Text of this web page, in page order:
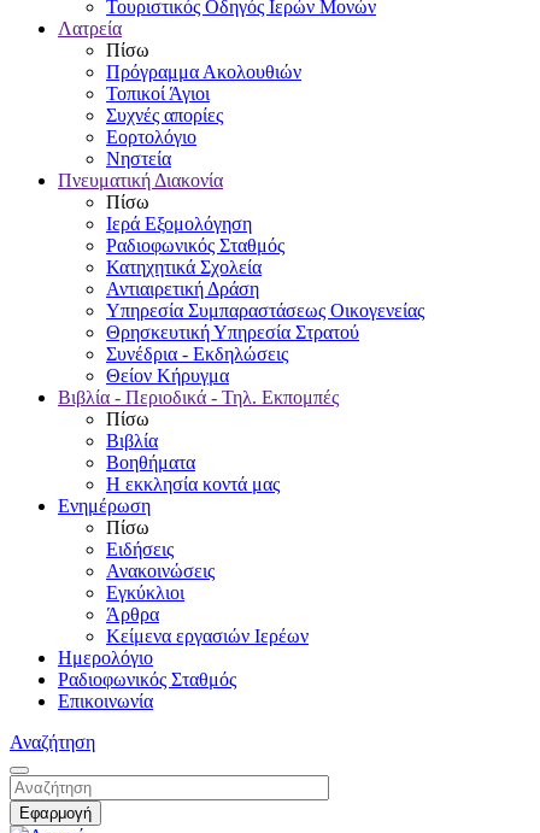
Τουριστικός Οδηγός Ιερών Μονών
Λατρεία
Πίσω
Πρόγραμμα Ακολουθιών
Τοπικοί Άγιοι
Συχνές απορίες
Εορτολόγιο
Νηστεία
Πνευματική Διακονία
Πίσω
Ιερά Εξομολόγηση
Ραδιοφωνικός Σταθμός
Κατηχητικά Σχολεία
Αντιαιρετική Δράση
Υπηρεσία Συμπαραστάσεως Οικογενείας
Θρησκευτική Υπηρεσία Στρατού
Συνέδρια - Εκδηλώσεις
Θείον Κήρυγμα
Βιβλία - Περιοδικά - Τηλ. Εκπομπές
Πίσω
Βιβλία
Βοηθήματα
Η εκκλησία κοντά μας
Ενημέρωση
Πίσω
Ειδήσεις
Ανακοινώσεις
Εγκύκλιοι
Άρθρα
Κείμενα εργασιών Ιερέων
Ημερολόγιο
Ραδιοφωνικός Σταθμός
Επικοινωνία
Αναζήτηση